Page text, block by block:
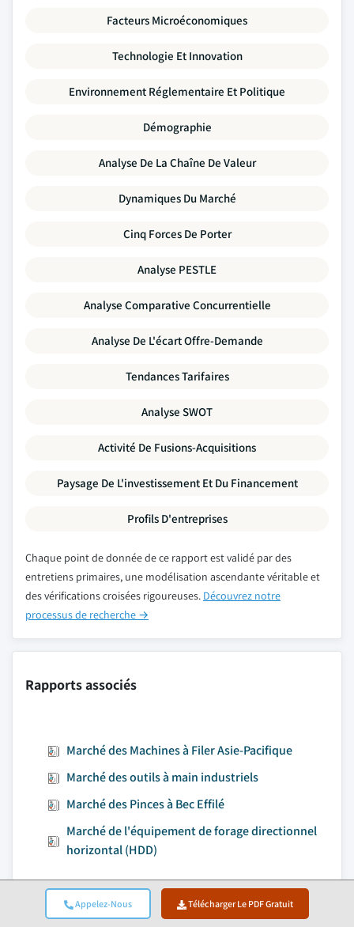
Appelez-Nous Télécharger Le PDF Gratuit
Facteurs Microéconomiques
Technologie Et Innovation
Environnement Réglementaire Et Politique
Démographie
Analyse De La Chaîne De Valeur
Dynamiques Du Marché
Cinq Forces De Porter
Analyse PESTLE
Analyse Comparative Concurrentielle
Analyse De L'écart Offre-Demande
Tendances Tarifaires
Analyse SWOT
Activité De Fusions-Acquisitions
Paysage De L'investissement Et Du Financement
Profils D'entreprises
Chaque point de donnée de ce rapport est validé par des
entretiens primaires, une modélisation ascendante véritable et
des vérifications croisées rigoureuses. Découvrez notre
processus de recherche →
Rapports associés
Marché des Machines à Filer Asie-Pacifique
Marché des outils à main industriels
Marché des Pinces à Bec Effilé
Marché de l'équipement de forage directionnel
horizontal (HDD)
Accéder au contenu